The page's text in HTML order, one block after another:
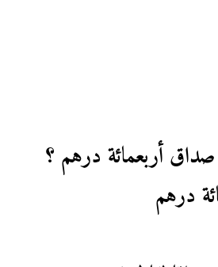
أربعمائة درهم ؟
درهم